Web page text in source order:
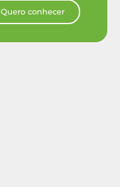
Quero conhecer